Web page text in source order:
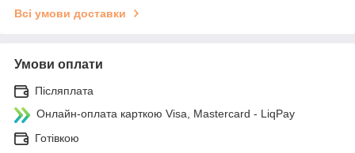
Всі умови доставки
Умови оплати
Післяплата
Онлайн-оплата карткою Visa, Mastercard - LiqPay
Готівкою